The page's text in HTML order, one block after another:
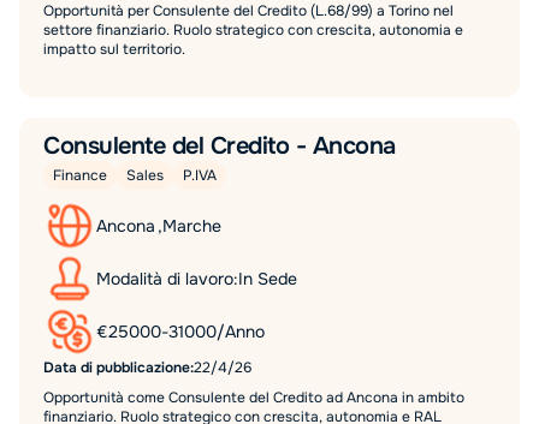
Opportunità per Consulente del Credito (L.68/99) a Torino nel
settore finanziario. Ruolo strategico con crescita, autonomia e
impatto sul territorio.
Consulente del Credito - Ancona
Finance Sales P.IVA
Ancona ,Marche
Modalità di lavoro:In Sede
€25000-31000/Anno
Data di pubblicazione:22/4/26
Opportunità come Consulente del Credito ad Ancona in ambito
finanziario. Ruolo strategico con crescita, autonomia e RAL